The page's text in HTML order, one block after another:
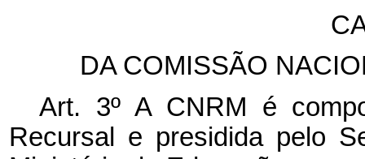
DA COMISSÃO
Art. 3º A CNRM é
Recursal e presidida pelo